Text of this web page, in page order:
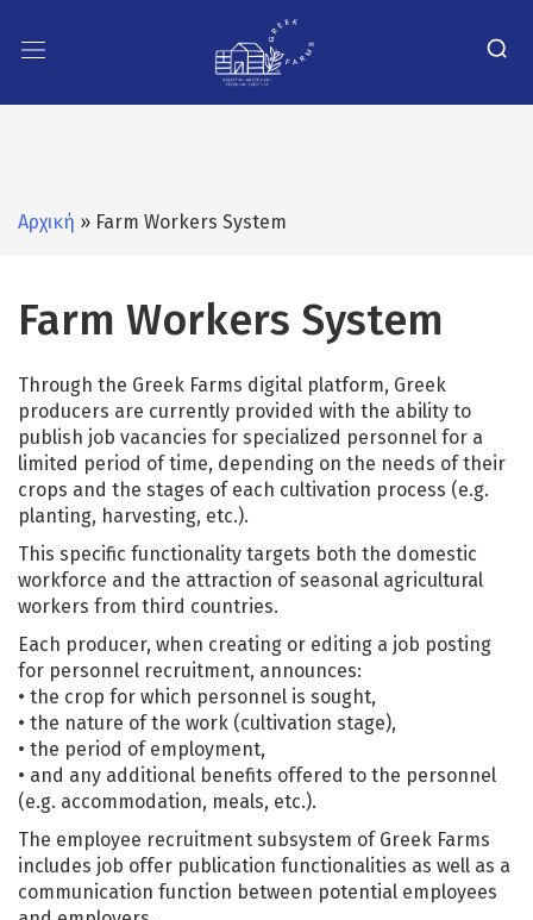
Αρχική » Farm Workers System
Farm Workers System
Through the Greek Farms digital platform, Greek
producers are currently provided with the ability to
publish job vacancies for specialized personnel for a
limited period of time, depending on the needs of their
crops and the stages of each cultivation process (e.g.
planting, harvesting, etc.).
This specific functionality targets both the domestic
workforce and the attraction of seasonal agricultural
workers from third countries.
Each producer, when creating or editing a job posting
for personnel recruitment, announces:
• the crop for which personnel is sought,
• the nature of the work (cultivation stage),
• the period of employment,
• and any additional benefits offered to the personnel
(e.g. accommodation, meals, etc.).
The employee recruitment subsystem of Greek Farms
includes job offer publication functionalities as well as a
communication function between potential employees